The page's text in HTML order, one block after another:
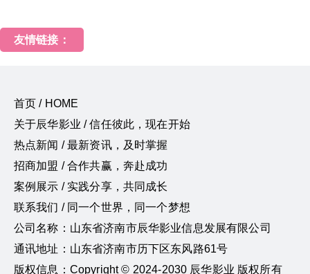
友情链接：
首页 / HOME
关于辰华影业 / 信任彼此，现在开始
热点新闻 / 最新资讯，及时掌握
招商加盟 / 合作共赢，奔赴成功
案例展示 / 实践分享，共同成长
联系我们 / 同一个世界，同一个梦想
公司名称：山东省济南市辰华影业信息发展有限公司
通讯地址：山东省济南市历下区东风路61号
版权信息：Copyright © 2024-2030 辰华影业 版权所有